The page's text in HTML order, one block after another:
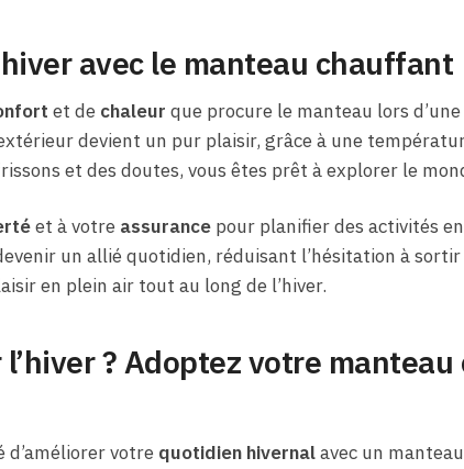
avec le manteau chauffant
et de chaleur que procure le manteau lors
devient un pur plaisir, grâce à une
et des doutes, vous êtes prêt à explorer le
et à votre assurancepour planifier des activités
un allié quotidien, réduisant l’hésitation à
en plein air tout au long de l’hiver.
? Adoptez votre
d’améliorer votre quotidien hivernalavec un